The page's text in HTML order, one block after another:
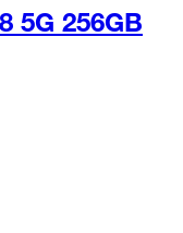
5G 256GB